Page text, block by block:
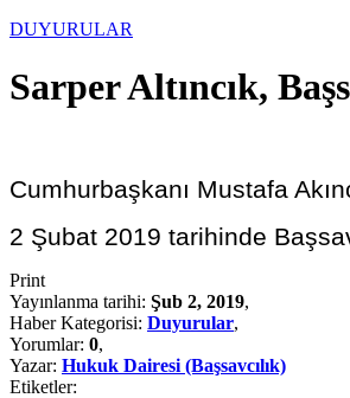
DUYURULAR
Sarper Altıncık,
Cumhurbaşkanı Mustafa
2 Şubat 2019 tarihinde
Print
Yayınlanma tarihi: Şub 2, 2019,
Haber Kategorisi: Duyurular,
Yorumlar: 0,
Yazar: Hukuk Dairesi (Başsavcılık)
Etiketler: